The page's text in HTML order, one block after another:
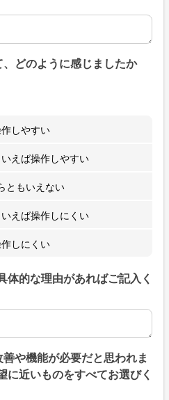
体的な理由があればご記入くだ
どのように感じましたか
しやすい
えば操作しやすい
ともいえない
えば操作しにくい
しにくい
体的な理由があればご記入く
体的な理由があればご記入くだ
や機能が必要だと思われま
に近いものをすべてお選びく